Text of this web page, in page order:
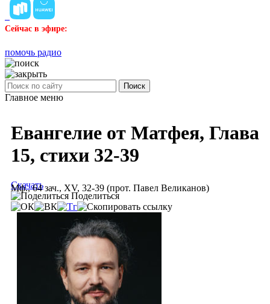
Сейчас в эфире:
помочь радио
Поиск
Главное меню
Евангелие от Матфея, Глава
15, стихи 32-39
Мф., 64 зач., XV, 32-39 (прот. Павел Великанов)
Скачать
Поделиться